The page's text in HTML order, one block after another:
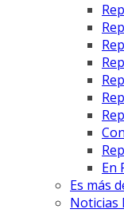
En
Es más
Noticias